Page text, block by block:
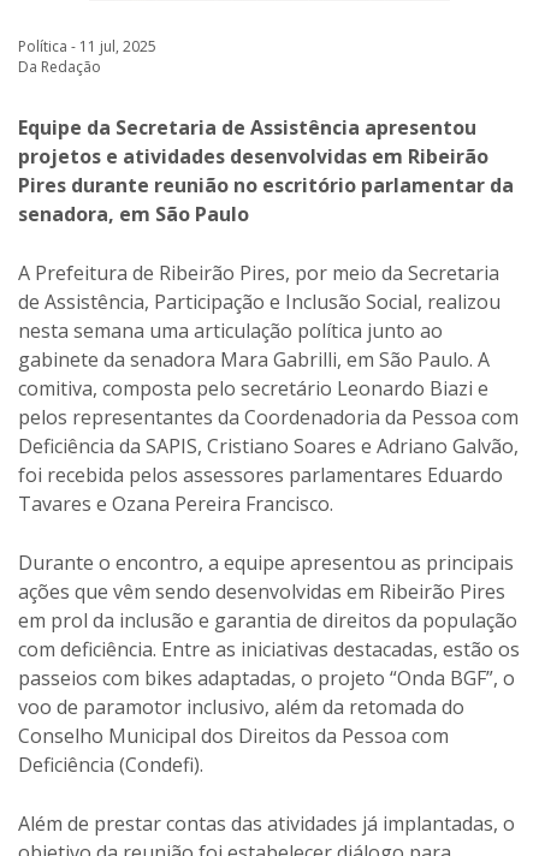
Política - 11 jul, 2025
Da Redação
Equipe da Secretaria de Assistência apresentou
projetos e atividades desenvolvidas em Ribeirão
Pires durante reunião no escritório parlamentar da
senadora, em São Paulo
A Prefeitura de Ribeirão Pires, por meio da Secretaria
de Assistência, Participação e Inclusão Social, realizou
nesta semana uma articulação política junto ao
gabinete da senadora Mara Gabrilli, em São Paulo. A
comitiva, composta pelo secretário Leonardo Biazi e
pelos representantes da Coordenadoria da Pessoa com
Deficiência da SAPIS, Cristiano Soares e Adriano Galvão,
foi recebida pelos assessores parlamentares Eduardo
Tavares e Ozana Pereira Francisco.
Durante o encontro, a equipe apresentou as principais
ações que vêm sendo desenvolvidas em Ribeirão Pires
em prol da inclusão e garantia de direitos da população
com deficiência. Entre as iniciativas destacadas, estão os
passeios com bikes adaptadas, o projeto “Onda BGF”, o
voo de paramotor inclusivo, além da retomada do
Conselho Municipal dos Direitos da Pessoa com
Deficiência (Condefi).
Além de prestar contas das atividades já implantadas, o